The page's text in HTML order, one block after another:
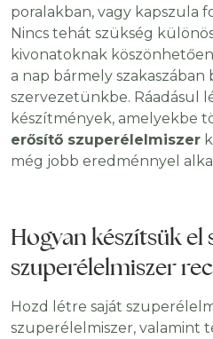
poralakban, vagy kapszula
Nincs tehát szükség
kivonatoknak
a nap bármely
szervezetünkbe. Ráadásul
készítmények, amelyekbe
erősítő szuperélelmiszer
még jobb eredménnyel
Hogyan készítsük el
szuperélelmiszer
Hozd létre saját
szuperélelmiszer, valamint